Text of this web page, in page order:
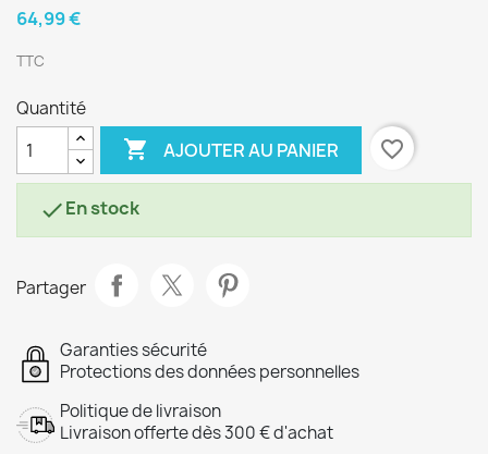
64,99 €
TTC
Quantité
 AJOUTER AU PANIER favorite_border
En stock
Partager
Garanties sécurité
Protections des données personnelles
Politique de livraison
Livraison offerte dès 300 € d'achat